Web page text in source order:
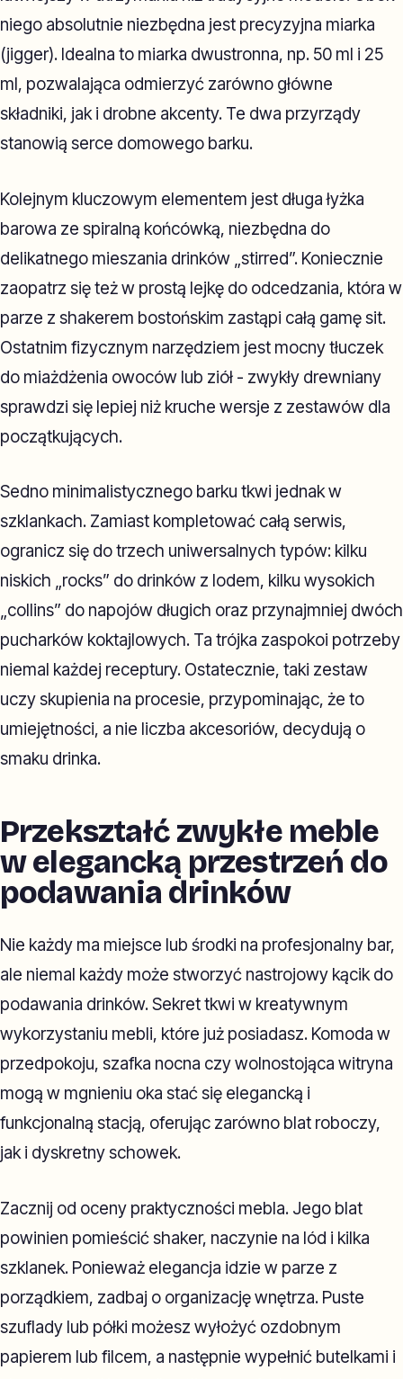
niego absolutnie niezbędna jest precyzyjna miarka
(jigger). Idealna to miarka dwustronna, np. 50 ml i 25
ml, pozwalająca odmierzyć zarówno główne
składniki, jak i drobne akcenty. Te dwa przyrządy
stanowią serce domowego barku.
Kolejnym kluczowym elementem jest długa łyżka
barowa ze spiralną końcówką, niezbędna do
delikatnego mieszania drinków „stirred”. Koniecznie
zaopatrz się też w prostą lejkę do odcedzania, która w
parze z shakerem bostońskim zastąpi całą gamę sit.
Ostatnim fizycznym narzędziem jest mocny tłuczek
do miażdżenia owoców lub ziół - zwykły drewniany
sprawdzi się lepiej niż kruche wersje z zestawów dla
początkujących.
Sedno minimalistycznego barku tkwi jednak w
szklankach. Zamiast kompletować całą serwis,
ogranicz się do trzech uniwersalnych typów: kilku
niskich „rocks” do drinków z lodem, kilku wysokich
„collins” do napojów długich oraz przynajmniej dwóch
pucharków koktajlowych. Ta trójka zaspokoi potrzeby
niemal każdej receptury. Ostatecznie, taki zestaw
uczy skupienia na procesie, przypominając, że to
umiejętności, a nie liczba akcesoriów, decydują o
smaku drinka.
Przekształć zwykłe meble
w elegancką przestrzeń do
podawania drinków
Nie każdy ma miejsce lub środki na profesjonalny bar,
ale niemal każdy może stworzyć nastrojowy kącik do
podawania drinków. Sekret tkwi w kreatywnym
wykorzystaniu mebli, które już posiadasz. Komoda w
przedpokoju, szafka nocna czy wolnostojąca witryna
mogą w mgnieniu oka stać się elegancką i
funkcjonalną stacją, oferując zarówno blat roboczy,
jak i dyskretny schowek.
Zacznij od oceny praktyczności mebla. Jego blat
powinien pomieścić shaker, naczynie na lód i kilka
szklanek. Ponieważ elegancja idzie w parze z
porządkiem, zadbaj o organizację wnętrza. Puste
szuflady lub półki możesz wyłożyć ozdobnym
papierem lub filcem, a następnie wypełnić butelkami i